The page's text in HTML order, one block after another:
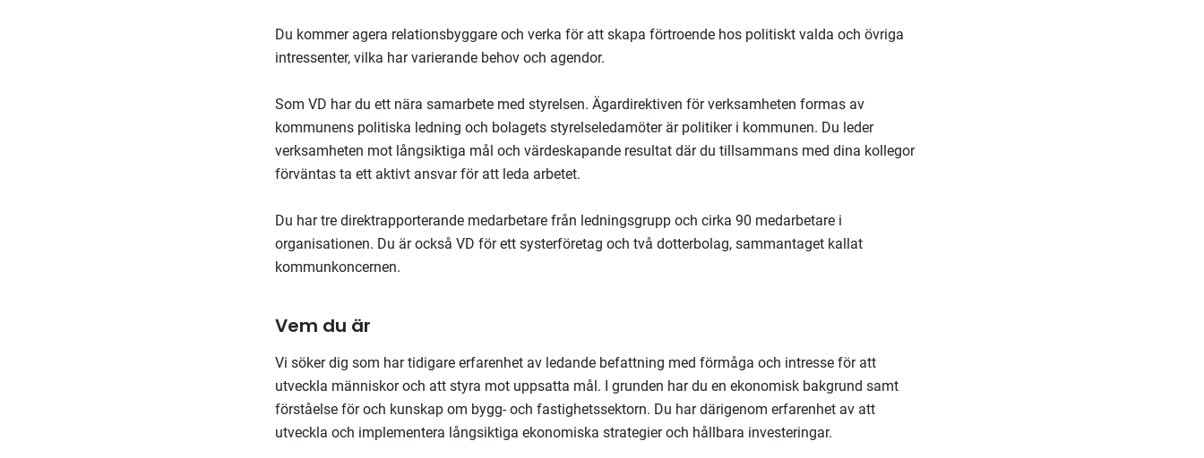
Du kommer agera relationsbyggare och verka för att skapa förtroende hos politiskt valda och övriga
intressenter, vilka har varierande behov och agendor.
Som VD har du ett nära samarbete med styrelsen. Ägardirektiven för verksamheten formas av
kommunens politiska ledning och bolagets styrelseledamöter är politiker i kommunen. Du leder
verksamheten mot långsiktiga mål och värdeskapande resultat där du tillsammans med dina kollegor
förväntas ta ett aktivt ansvar för att leda arbetet.
Du har tre direktrapporterande medarbetare från ledningsgrupp och cirka 90 medarbetare i
organisationen. Du är också VD för ett systerföretag och två dotterbolag, sammantaget kallat
kommunkoncernen.
Vem du är
Vi söker dig som har tidigare erfarenhet av ledande befattning med förmåga och intresse för att
utveckla människor och att styra mot uppsatta mål. I grunden har du en ekonomisk bakgrund samt
förståelse för och kunskap om bygg- och fastighetssektorn. Du har därigenom erfarenhet av att
utveckla och implementera långsiktiga ekonomiska strategier och hållbara investeringar.